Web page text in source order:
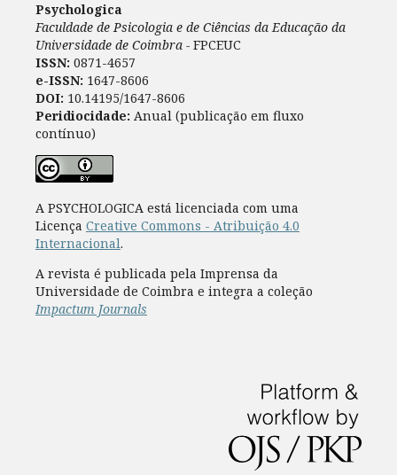
Psychologica
Faculdade de Psicologia e de Ciências da Educação da
Universidade de Coimbra - FPCEUC
ISSN: 0871-4657
e-ISSN: 1647-8606
DOI: 10.14195/1647-8606
Peridiocidade: Anual (publicação em fluxo
contínuo)
A PSYCHOLOGICA está licenciada com uma
Licença Creative Commons - Atribuição 4.0
Internacional.
A revista é publicada pela Imprensa da
Universidade de Coimbra e integra a coleção
Impactum Journals